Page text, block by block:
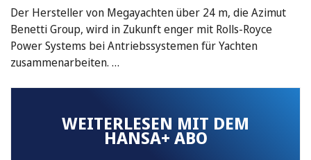
Der Hersteller von Megayachten über 24 m, die Azimut
Benetti Group, wird in Zukunft enger mit Rolls-Royce
Power Systems bei Antriebssystemen für Yachten
zusammenarbeiten. …
WEITERLESEN MIT DEM
HANSA+ ABO